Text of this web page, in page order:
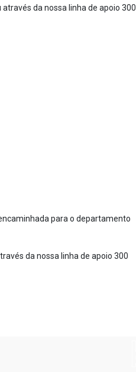
da nossa linha de apoio 300
para o departamento
da nossa linha de apoio 300